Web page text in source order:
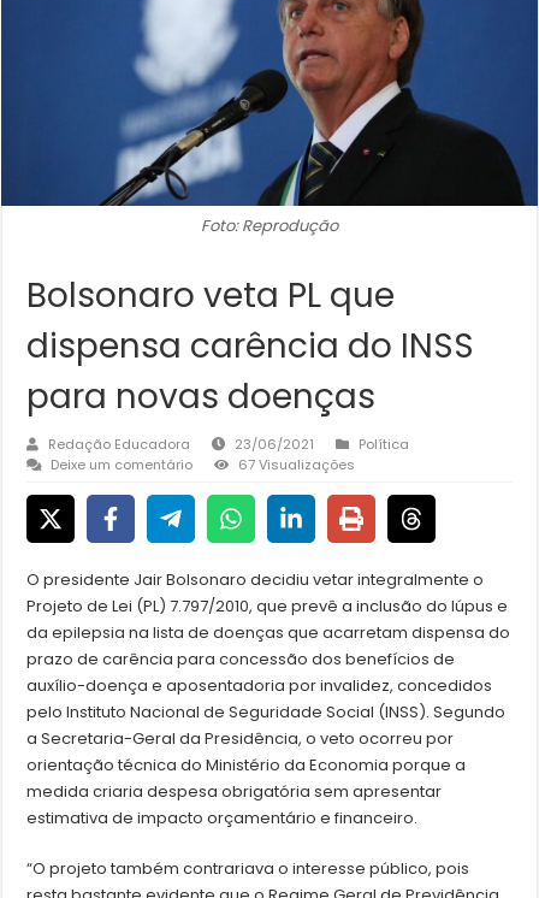
Foto: Reprodução
Bolsonaro veta PL que
dispensa carência do INSS
para novas doenças
Redação Educadora 23/06/2021
Política
Deixe um comentário
67 Visualizações
O presidente Jair Bolsonaro decidiu vetar integralmente o
Projeto de Lei (PL) 7.797/2010, que prevê a inclusão do lúpus e
da epilepsia na lista de doenças que acarretam dispensa do
prazo de carência para concessão dos benefícios de
auxílio-doença e aposentadoria por invalidez, concedidos
pelo Instituto Nacional de Seguridade Social (INSS). Segundo
a Secretaria-Geral da Presidência, o veto ocorreu por
orientação técnica do Ministério da Economia porque a
medida criaria despesa obrigatória sem apresentar
estimativa de impacto orçamentário e financeiro.
“O projeto também contrariava o interesse público, pois